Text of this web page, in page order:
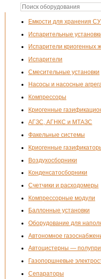
Емкости для хранения
Испарительные
Испарители криогенных
Испарители
Смесительные установки
Насосы и насосные
Компрессоры
Криогенные
АГЗС, АГНКС и МТАЗС
Факельные системы
Криогенные
Воздухосборники
Конденсатосборники
Счетчики и расходомеры
Компрессорные модули
Баллонные установки
Оборудование для
Автономное
Автоцистерны —
Газопоршневые
Сепараторы